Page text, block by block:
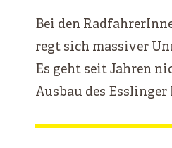
Bei den
regt sich massiver
Es geht seit Jahren
Ausbau des Esslinger